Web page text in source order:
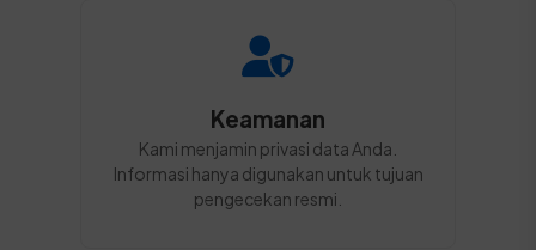
Keamanan
Kami menjamin privasi data Anda.
Informasi hanya digunakan untuk tujuan
pengecekan resmi.